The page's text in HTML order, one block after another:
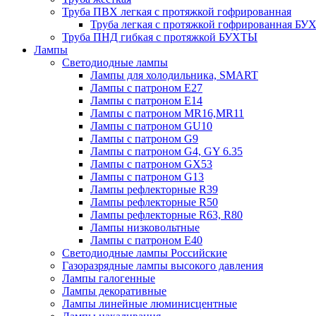
Труба ПВХ легкая с протяжкой гофрированная
Труба легкая с протяжкой гофрированная
Труба ПНД гибкая с протяжкой БУХТЫ
Лампы
Светодиодные лампы
Лампы для холодильника, SMART
Лампы с патроном E27
Лампы с патроном Е14
Лампы с патроном MR16,MR11
Лампы с патроном GU10
Лампы с патроном G9
Лампы с патроном G4, GY 6.35
Лампы с патроном GX53
Лампы с патроном G13
Лампы рефлекторные R39
Лампы рефлекторные R50
Лампы рефлекторные R63, R80
Лампы низковольтные
Лампы с патроном Е40
Светодиодные лампы Российские
Газоразрядные лампы высокого давления
Лампы галогенные
Лампы декоративные
Лампы линейные люминисцентные